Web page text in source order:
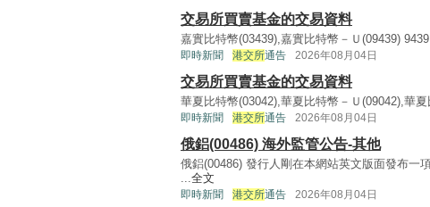
交易所買賣基金的交易資料
嘉實比特幣(03439),嘉實比特幣－Ｕ(09439)
即時新聞 港交所通告 2026年08月04日
交易所買賣基金的交易資料
華夏比特幣(03042),華夏比特幣－Ｕ(09042),華
即時新聞 港交所通告 2026年08月04日
俄鋁(00486) 海外監管公告-其他
俄鋁(00486) 發行人剛在本網站英文版面發布一
...全文
即時新聞 港交所通告 2026年08月04日